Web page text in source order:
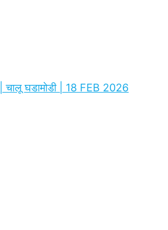
घडामोडी | 18 FEB 2026